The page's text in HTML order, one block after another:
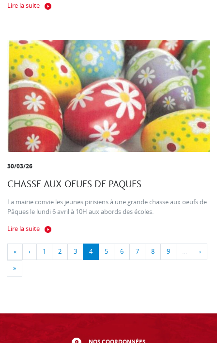
Lire la suite
30/03/26
CHASSE AUX OEUFS DE PAQUES
La mairie convie les jeunes pirisiens à une grande chasse aux oeufs de
Pâques le lundi 6 avril à 10H aux abords des écoles.
Lire la suite
« ‹ 1 2 3 4 5 6 7 8 9 … ›
»